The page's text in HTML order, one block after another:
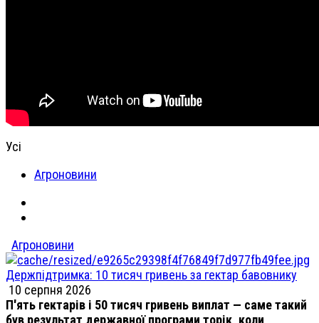
Усі
Агроновини
Агроновини
Держпідтримка: 10 тисяч гривень за гектар бавовнику
10 серпня 2026
П'ять гектарів і 50 тисяч гривень виплат — саме такий